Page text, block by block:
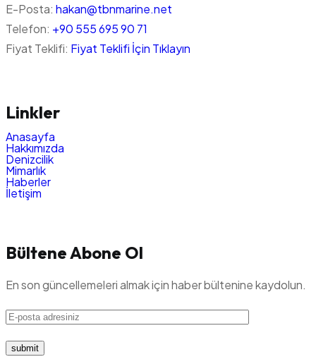
E-Posta: hakan@tbnmarine.net
Telefon: +90 555 695 90 71
Fiyat Teklifi: Fiyat Teklifi İçin Tıklayın
Linkler
Anasayfa
Hakkımızda
Denizcilik
Mimarlık
Haberler
İletişim
Bültene Abone Ol
En son güncellemeleri almak için haber bültenine kaydolun.